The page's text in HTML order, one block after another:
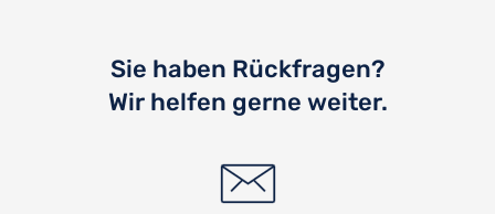
Sie haben Rückfragen?
Wir helfen gerne weiter.